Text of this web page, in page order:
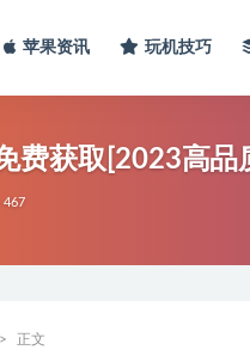
苹果资讯 玩机技巧
费获取[2023高品
467
正文